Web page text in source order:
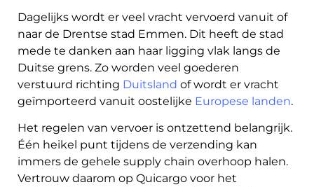
Dagelijks wordt er veel vracht vervoerd vanuit of
naar de Drentse stad Emmen. Dit heeft de stad
mede te danken aan haar ligging vlak langs de
Duitse grens. Zo worden veel goederen
verstuurd richting Duitsland of wordt er vracht
geïmporteerd vanuit oostelijke Europese landen.
Het regelen van vervoer is ontzettend belangrijk.
Één heikel punt tijdens de verzending kan
immers de gehele supply chain overhoop halen.
Vertrouw daarom op Quicargo voor het